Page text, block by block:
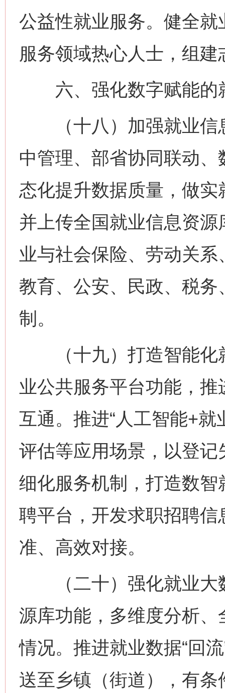
公益性就业服务。健全
服务领域热心人士，组
六、强化数字赋能的
（十八）加强就业信
中管理、部省协同联动
态化提升数据质量，做
并上传全国就业信息资
业与社会保险、劳动关
教育、公安、民政、税
制。
（十九）打造智能化
业公共服务平台功能，
互通。推进“人工智能+
评估等应用场景，以登
细化服务机制，打造数
聘平台，开发求职招聘
准、高效对接。
（二十）强化就业大
源库功能，多维度分析
情况。推进就业数据“回
送至乡镇（街道），有